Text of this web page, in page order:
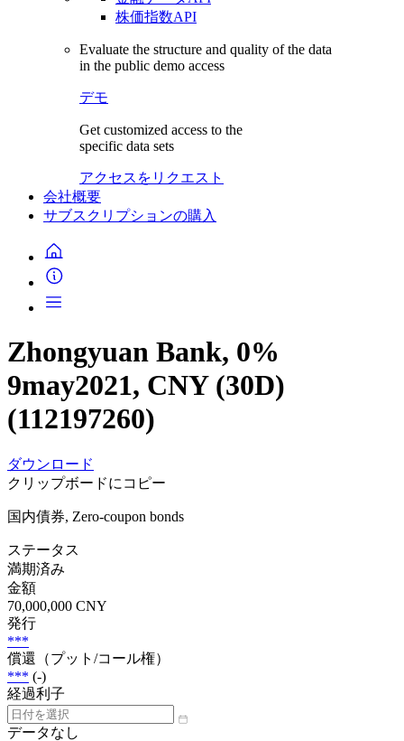
株価指数API
Evaluate the structure and quality of the data
in the public demo access
デモ
Get customized access to the
specific data sets
アクセスをリクエスト
会社概要
サブスクリプションの購入
Zhongyuan Bank, 0%
9may2021, CNY (30D)
(112197260)
ダウンロード
クリップボードにコピー
国内債券, Zero-coupon bonds
ステータス
満期済み
金額
70,000,000 CNY
発行
***
償還（プット/コール権）
*** (-)
経過利子
データなし